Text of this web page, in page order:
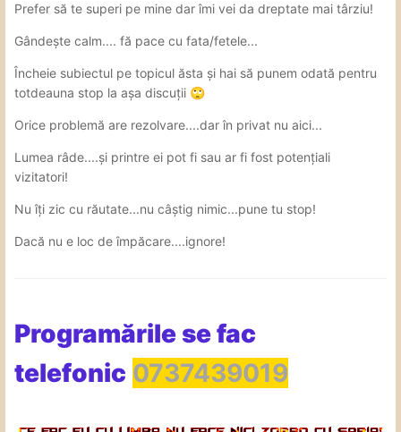
Prefer să te superi pe mine dar îmi vei da dreptate mai târziu!
Gândește calm.... fă pace cu fata/fetele...
Încheie subiectul pe topicul ăsta și hai să punem odată pentru
totdeauna stop la așa discuții 🙄
Orice problemă are rezolvare....dar în privat nu aici...
Lumea râde....și printre ei pot fi sau ar fi fost potențiali
vizitatori!
Nu îți zic cu răutate...nu câștig nimic...pune tu stop!
Dacă nu e loc de împăcare....ignore!
Programările se fac
telefonic 0737439019